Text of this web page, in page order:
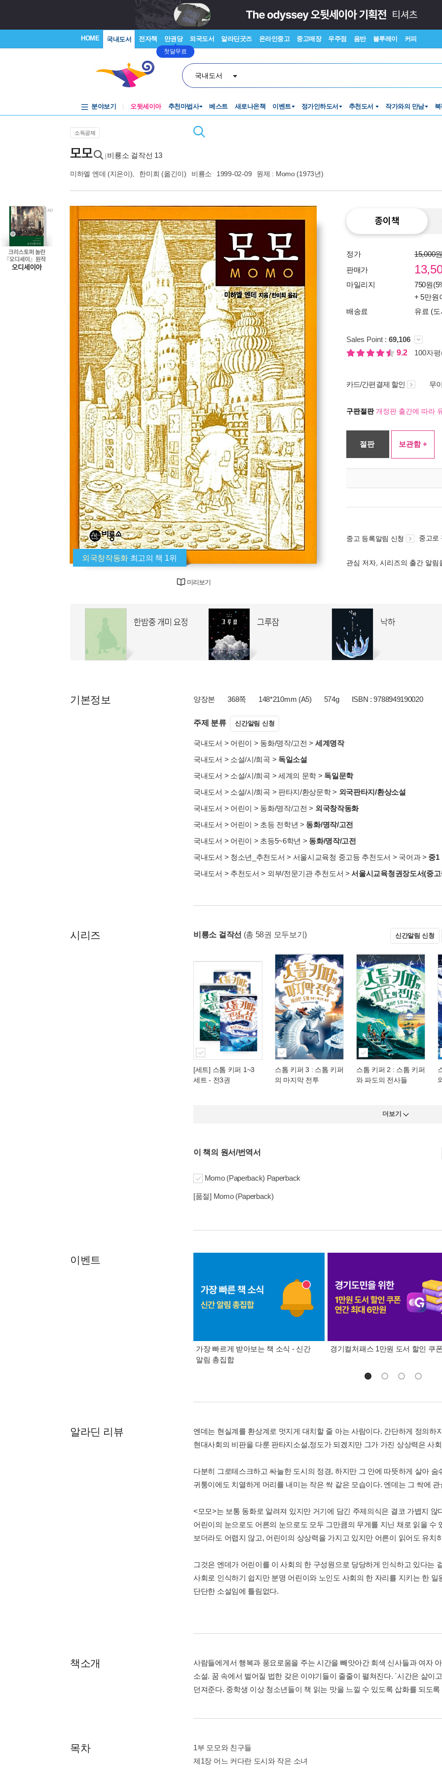
HOME 국내도서 전자책 만권당
첫달무료
외국도서 알라딘굿즈 온라인중고 중고매장 우주점 음반 블루레이 커피
국내도서
분야보기 오뒷세이아 추천마법사 베스트 새로나온책 이벤트 정가인하도서 추천도서 작가와의 만남
소득공제
모모 비룡소 걸작선 13
미하엘 엔데 (지은이), 한미희 (옮긴이) 비룡소 1999-02-09 원제 : Momo (1973년)
외국창작동화 최고의 책 1위
미리보기
종이책
정가
15,000원
판매가
마일리지
750원
+ 5만원
배송료
유료 (
Sales Point : 69,106
9.2
100자
카드/간편결제 할인 무
구판절판개정판 출간에 따라
절판 보관함 +
중고 등록알림 신청 중고로
관심 저자, 시리즈의 출간 알림
기본정보 양장본 368쪽 148*210mm (A5) 574g ISBN : 9788949190020
주제 분류 신간알림 신청
국내도서 > 어린이 > 동화/명작/고전 > 세계명작
국내도서 > 소설/시/희곡 > 독일소설
국내도서 > 소설/시/희곡 > 세계의 문학 > 독일문학
국내도서 > 소설/시/희곡 > 판타지/환상문학> 외국판타지/환상소설
국내도서 > 어린이 > 동화/명작/고전 > 외국창작동화
국내도서 > 어린이 > 초등 전학년 > 동화/명작/고전
국내도서 > 어린이 > 초등5~6학년 > 동화/명작/고전
국내도서 > 청소년_추천도서 > 서울시교육청 중고등 추천도서 > 국어과> 중1
국내도서 > 추천도서 > 외부/전문기관 추천도서 >서울시교육청권장도서(중
시리즈 비룡소 걸작선 (총 58권 모두보기) 신간알림 신청
[세트] 스톰 키퍼 1~3
세트 - 전3권
스톰 키퍼 3 : 스톰 키퍼
의 마지막 전투
스톰 키퍼 2 : 스톰 키퍼
와 파도의 전사들
더보기
이 책의 원서/번역서
Momo (Paperback) Paperback
[품절] Momo (Paperback)
이벤트
가장 빠르게 받아보는 책 소식 - 신간
알림 총집합
경기컬처패스 1만원 도서 할인 쿠
알라딘 리뷰
엔데는 현실계를 환상계로 멋지게 대치할 줄 아는 사람이다. 간단하게 정의하
현대사회의 비판을 다룬 판타지소설,정도가 되겠지만 그가 가진 상상력은 사
다분히 그로테스크하고 싸늘한 도시의 정경, 하지만 그 안에 따뜻하게 살아
귀퉁이에도 치열하게 머리를 내미는 작은 싹 같은 모습이다. 엔데는 그 싹에 관
<모모>는 보통 동화로 알려져 있지만 거기에 담긴 주제의식은 결코 가볍지
어린이의 눈으로도 어른의 눈으로도 모두 그만큼의 무게를 지닌 채로 읽을 수
보더라도 어렵지 않고, 어린이의 상상력을 가지고 있지만 어른이 읽어도 유치
그것은 엔데가 어린이를 이 사회의 한 구성원으로 당당하게 인식하고 있다는
사회로 인식하기 쉽지만 분명 어린이와 노인도 사회의 한 자리를 지키는 한
단단한 소설임에 틀림없다.
책소개
사람들에게서 행복과 풍요로움을 주는 시간을 빼앗아간 회색 신사들과 여자
소설. 꿈 속에서 벌어질 법한 갖은 이야기들이 줄줄이 펼쳐진다. `시간은 삶이
던져준다. 중학생 이상 청소년들이 책 읽는 맛을 느낄 수 있도록 삽화를 되도
목차
1부 모모와 친구들
제1장 어느 커다란 도시와 작은 소녀